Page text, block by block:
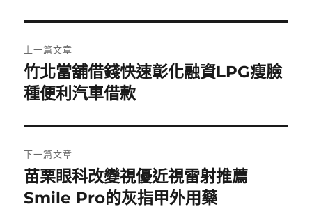
章
導
覽
上一篇文章
上
一
文
章:
竹北當舖借錢快速彰化融資LPG瘦臉
種便利汽車借款
下一篇文章
下
一
苗栗眼科改變視優近視雷射推薦
Smile Pro的灰指甲外用藥